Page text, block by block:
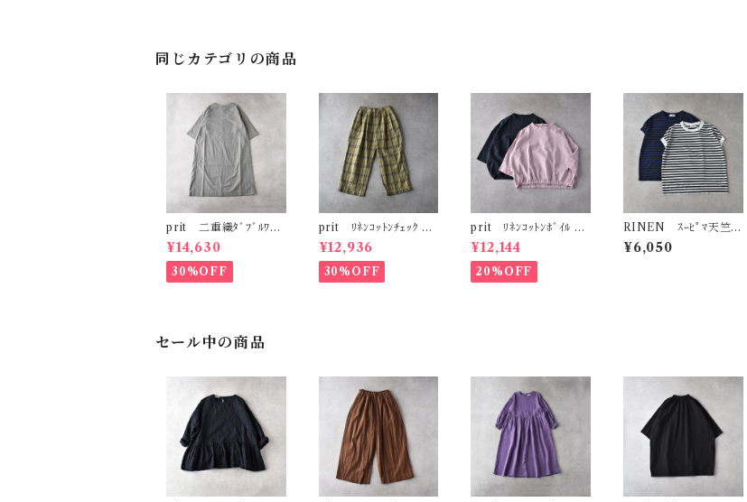
同じカテゴリの商品
prit 二重織ﾀﾞﾌﾞﾙﾜｯｼ
ｬｰ 7分袖ﾎﾞﾄﾙﾈｯｸﾜﾝﾋﾟｰ
ｽ (ｸﾞﾚｰ) P81508
¥14,630
30%OFF
prit ﾘﾈﾝｺｯﾄﾝﾁｪｯｸ ﾀｯ
ｸｲｰｼﾞｰﾊﾟﾝﾂ (ｶｰｷﾍﾞｰｼﾞ
ｭ) P71609
¥12,936
30%OFF
prit ﾘﾈﾝｺｯﾄﾝﾎﾞｲﾙ 7
分袖裾ｺﾞﾑｺｸｰﾝﾌﾟﾙｵｰ
ﾊﾞｰ P81511
¥12,144
20%OFF
RINEN ｽｰﾋﾟﾏ天竺
ﾎﾞｰﾀﾞｰ ﾌﾚﾝﾁｽﾘｰﾌﾞ R1
9622
¥6,050
セール中の商品